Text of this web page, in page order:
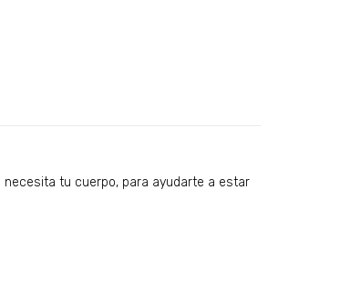
tu cuerpo, para ayudarte a estar